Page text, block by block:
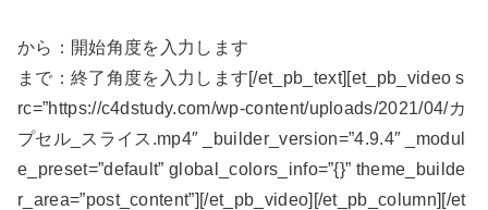
から：開始角度を入力します
まで：終了角度を入力します[/et_pb_text][et_pb_video s
rc=”https://c4dstudy.com/wp-content/uploads/2021/04/カ
プセル_スライス.mp4″ _builder_version=”4.9.4″ _modul
e_preset=”default” global_colors_info=”{}” theme_builde
r_area=”post_content”][/et_pb_video][/et_pb_column][/et